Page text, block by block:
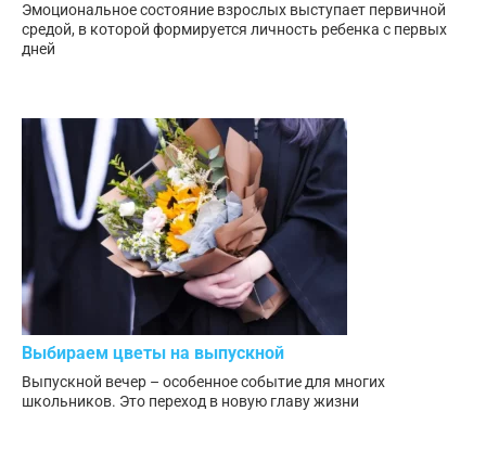
Эмоциональное состояние взрослых выступает первичной
средой, в которой формируется личность ребенка с первых
дней
Выбираем цветы на выпускной
Выпускной вечер – особенное событие для многих
школьников. Это переход в новую главу жизни